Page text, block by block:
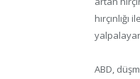
ABD,